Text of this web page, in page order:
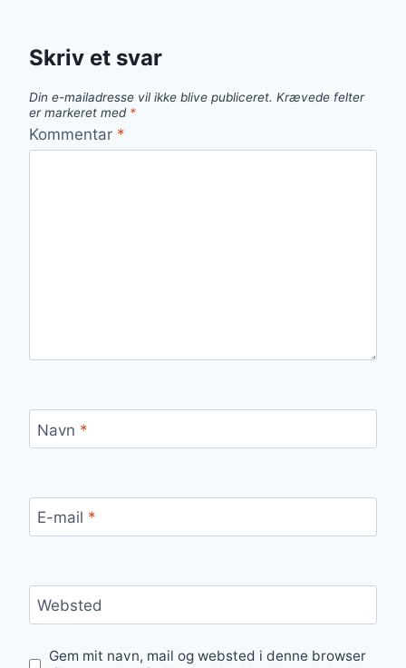
Skriv et svar
Din e-mailadresse vil ikke blive publiceret. Krævede felter
er markeret med *
Kommentar *
Navn *
E-mail *
Websted
Gem mit navn, mail og websted i denne browser